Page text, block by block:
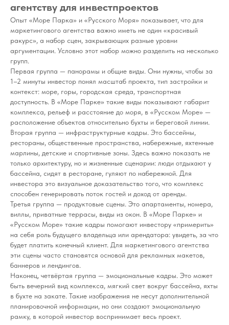
агентству для инвестпроектов
Опыт «Море Парка» и «Русского Моря» показывает, что для
маркетингового агентства важно иметь не один «красивый
ракурс», а набор сцен, закрывающих разные уровни
аргументации. Условно этот набор можно разделить на несколько
групп.
Первая группа — панорамы и общие виды. Они нужны, чтобы за
1–2 минуты инвестор понял масштаб проекта, тип застройки и
контекст: море, горы, городская среда, транспортная
доступность. В «Море Парке» такие виды показывают габарит
комплекса, рельеф и расстояние до моря, в «Русском Море» —
расположение объектов относительно бухты и береговой линии.
Вторая группа — инфраструктурные кадры. Это бассейны,
рестораны, общественные пространства, набережные, яхтенные
марлины, детские и спортивные зоны. Здесь важно показать не
только архитектуру, но и жизненные сценарии: люди отдыхают у
бассейна, сидят в ресторане, гуляют по набережной. Для
инвестора это визуальное доказательство того, что комплекс
способен генерировать поток гостей и доход от аренды.
Третья группа — продуктовые сцены. Это апартаменты, номера,
виллы, приватные террасы, виды из окон. В «Море Парке» и
«Русском Море» такие кадры помогают инвестору «примерить»
на себя роль будущего владельца или арендатора: увидеть, за что
будет платить конечный клиент. Для маркетингового агентства
эти сцены часто становятся основой для рекламных макетов,
баннеров и лендингов.
Наконец, четвёртая группа — эмоциональные кадры. Это может
быть вечерний вид комплекса, мягкий свет вокруг бассейна, яхты
в бухте на закате. Такие изображения не несут дополнительной
планировочной информации, но они создают эмоциональную
рамку, в которой инвестор воспринимает весь проект.